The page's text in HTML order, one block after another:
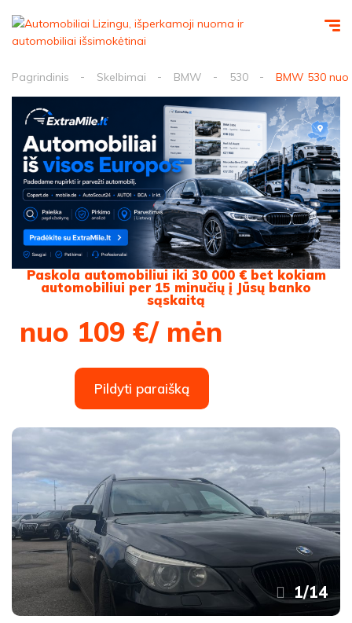
Pagrindinis Skelbimai BMW 530 BMW 530
Paskola automobiliui iki 30 000 € bet kokiam
automobiliui per 15 minučių į Jūsų banko
sąskaitą
nuo 109 €/ mėn
Pildyti paraišką
1/14